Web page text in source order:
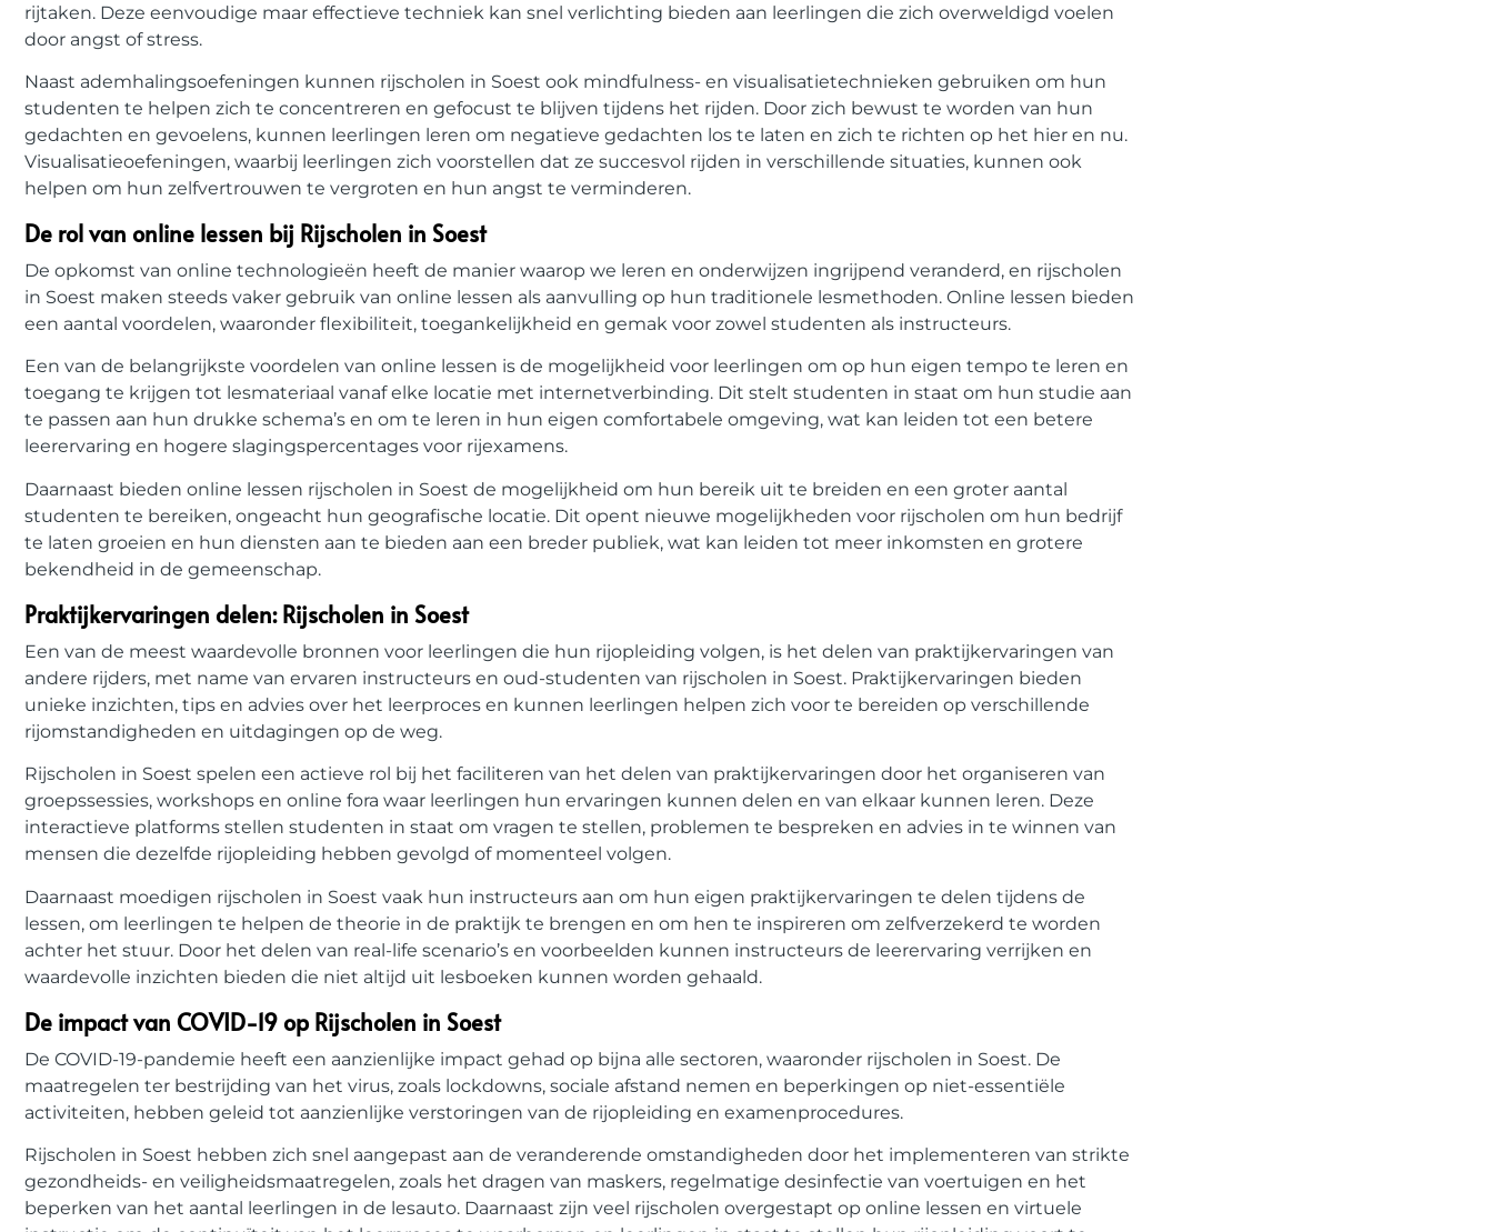
rijtaken. Deze eenvoudige maar effectieve techniek kan snel verlichting bieden aan leerlingen die zich overweldigd voelen
door angst of stress.
Naast ademhalingsoefeningen kunnen rijscholen in Soest ook mindfulness- en visualisatietechnieken gebruiken om hun
studenten te helpen zich te concentreren en gefocust te blijven tijdens het rijden. Door zich bewust te worden van hun
gedachten en gevoelens, kunnen leerlingen leren om negatieve gedachten los te laten en zich te richten op het hier en nu.
Visualisatieoefeningen, waarbij leerlingen zich voorstellen dat ze succesvol rijden in verschillende situaties, kunnen ook
helpen om hun zelfvertrouwen te vergroten en hun angst te verminderen.
De rol van online lessen bij Rijscholen in Soest
De opkomst van online technologieën heeft de manier waarop we leren en onderwijzen ingrijpend veranderd, en rijscholen
in Soest maken steeds vaker gebruik van online lessen als aanvulling op hun traditionele lesmethoden. Online lessen bieden
een aantal voordelen, waaronder flexibiliteit, toegankelijkheid en gemak voor zowel studenten als instructeurs.
Een van de belangrijkste voordelen van online lessen is de mogelijkheid voor leerlingen om op hun eigen tempo te leren en
toegang te krijgen tot lesmateriaal vanaf elke locatie met internetverbinding. Dit stelt studenten in staat om hun studie aan
te passen aan hun drukke schema’s en om te leren in hun eigen comfortabele omgeving, wat kan leiden tot een betere
leerervaring en hogere slagingspercentages voor rijexamens.
Daarnaast bieden online lessen rijscholen in Soest de mogelijkheid om hun bereik uit te breiden en een groter aantal
studenten te bereiken, ongeacht hun geografische locatie. Dit opent nieuwe mogelijkheden voor rijscholen om hun bedrijf
te laten groeien en hun diensten aan te bieden aan een breder publiek, wat kan leiden tot meer inkomsten en grotere
bekendheid in de gemeenschap.
Praktijkervaringen delen: Rijscholen in Soest
Een van de meest waardevolle bronnen voor leerlingen die hun rijopleiding volgen, is het delen van praktijkervaringen van
andere rijders, met name van ervaren instructeurs en oud-studenten van rijscholen in Soest. Praktijkervaringen bieden
unieke inzichten, tips en advies over het leerproces en kunnen leerlingen helpen zich voor te bereiden op verschillende
rijomstandigheden en uitdagingen op de weg.
Rijscholen in Soest spelen een actieve rol bij het faciliteren van het delen van praktijkervaringen door het organiseren van
groepssessies, workshops en online fora waar leerlingen hun ervaringen kunnen delen en van elkaar kunnen leren. Deze
interactieve platforms stellen studenten in staat om vragen te stellen, problemen te bespreken en advies in te winnen van
mensen die dezelfde rijopleiding hebben gevolgd of momenteel volgen.
Daarnaast moedigen rijscholen in Soest vaak hun instructeurs aan om hun eigen praktijkervaringen te delen tijdens de
lessen, om leerlingen te helpen de theorie in de praktijk te brengen en om hen te inspireren om zelfverzekerd te worden
achter het stuur. Door het delen van real-life scenario’s en voorbeelden kunnen instructeurs de leerervaring verrijken en
waardevolle inzichten bieden die niet altijd uit lesboeken kunnen worden gehaald.
De impact van COVID-19 op Rijscholen in Soest
De COVID-19-pandemie heeft een aanzienlijke impact gehad op bijna alle sectoren, waaronder rijscholen in Soest. De
maatregelen ter bestrijding van het virus, zoals lockdowns, sociale afstand nemen en beperkingen op niet-essentiële
activiteiten, hebben geleid tot aanzienlijke verstoringen van de rijopleiding en examenprocedures.
Rijscholen in Soest hebben zich snel aangepast aan de veranderende omstandigheden door het implementeren van strikte
gezondheids- en veiligheidsmaatregelen, zoals het dragen van maskers, regelmatige desinfectie van voertuigen en het
beperken van het aantal leerlingen in de lesauto. Daarnaast zijn veel rijscholen overgestapt op online lessen en virtuele